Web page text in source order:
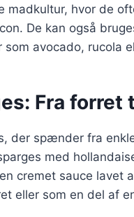
madkultur, hvor de
De kan også
avocado, rucola
Fra forret
der spænder fra
med
cremet sauce lavet
eller som en del af